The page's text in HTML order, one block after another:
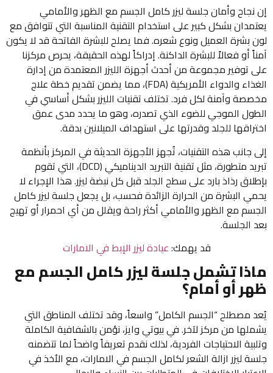
إن نجاح وأمان جلسة ليزر كامل الجسم مع الظهر والأمامي
يعتمدان بشكل كبير على استخدام التقنية المناسبة التي تتوافق مع
لون بشرة العميل ونوع شعره. فما يصلح للبشرة الفاتحة قد لا يكون
آمناً أو فعالاً للبشرة الداكنة. إدراكاً لهذه الحقيقة، يحرص مركزنا
على توفير مجموعة من أحدث أجهزة الليزر المعتمدة من إدارة
الغذاء والدواء الأمريكية (FDA)، مما يضمن تقديم خطة علاج
مخصصة وآمنة لكل فرد. تختلف تقنيات الليزر بشكل أساسي في
الطول الموجي للضوء الذي تصدره، وهو ما يحدد مدى عمق
اختراقها للجلد وقدرتها على استهداف الميلانين بدقة.
إلى جانب هذه التقنيات، تُجهز الأجهزة الحديثة في المركز بأنظمة
تبريد متطورة، مثل تقنية التبريد الديناميكي (DCD)، التي تقوم
بإطلاق رذاذ بارد على سطح الجلد قبل كل نبضة ليزر. هذا الإجراء لا
يحمي البشرة من الحرارة الزائدة فحسب، بل يجعل جلسة ليزر كامل
الجسم مع الظهر والأمامي أكثر راحة ويقلل من أي احمرار أو تهيج
بعد الجلسة.
قد يهمك:عيادة ليزر الإبط في الامارات
ماذا تشمل جلسة ليزر كامل الجسم مع
ظهر أو أمام؟
يُعد مصطلح “الجسم الكامل” واسعاً، وقد تختلف المناطق التي
يشملها من مركز لآخر. في بيوتي وايز، نؤمن بالشفافية الكاملة
وتلبية الاحتياجات الفردية، لذلك نقدم تعريفاً واضحاً لما تتضمنه
جلسة ليزر ازالة الشعر لكامل الجسم في الامارات، مع الأخذ في